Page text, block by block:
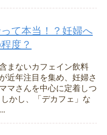
て本当！？妊婦へ
度？
まないカフェイン飲料
近年注目を集め、妊婦さ
マさんを中心に定着しつ
かし、「デカフェ」な